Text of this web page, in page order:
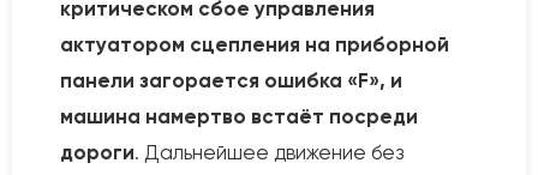
критическом сбое управления
актуатором сцепления на приборной
панели загорается ошибка «F», и
машина намертво встаёт посреди
дороги. Дальнейшее движение без